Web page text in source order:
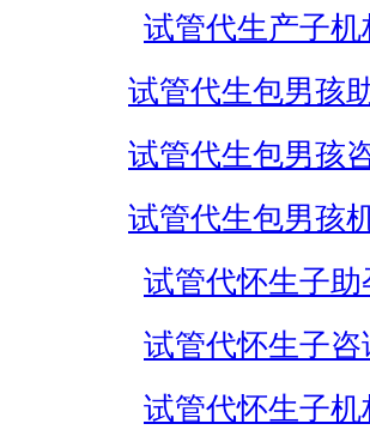
试管代生产子机
试管代生包男孩
试管代生包男孩
试管代生包男孩
试管代怀生子助
试管代怀生子咨
试管代怀生子机